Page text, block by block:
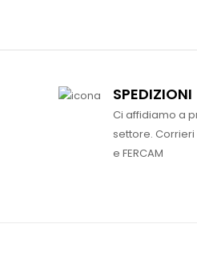
SPEDIZIONI
Ci affidiamo a
settore.
e FERCAM